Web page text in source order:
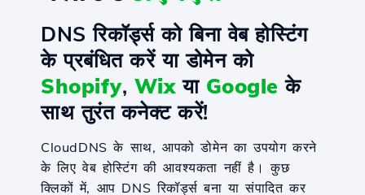
DNS रिकॉर्ड्स को बिना वेब होस्टिंग
के प्रबंधित करें या डोमेन को
Shopify, Wixया Google के
साथ तुरंत कनेक्ट करें!
CloudDNS के साथ, आपको डोमेन का उपयोग करने
के लिए वेब होस्टिंग की आवश्यकता नहीं है। कुछ
क्लिकों में, आप DNS रिकॉर्ड्स बना या संपादित कर